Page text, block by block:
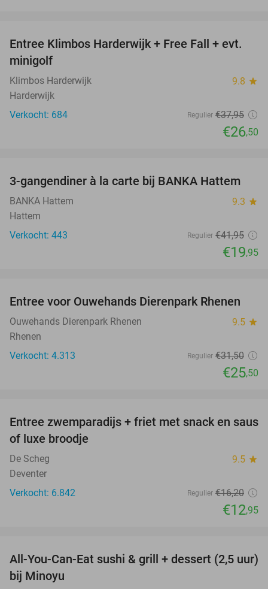
30%
Entree Klimbos Harderwijk + Free Fall + evt.
minigolf
Klimbos Harderwijk 9.8 star
Harderwijk
Verkocht: 684
Regulier €37,95
€26,50
52%
3-gangendiner à la carte bij BANKA Hattem
BANKA Hattem 9.3 star
Hattem
Verkocht: 443
Regulier €41,95
€19,95
19%
Entree voor Ouwehands Dierenpark Rhenen
Ouwehands Dierenpark Rhenen 9.5 star
Rhenen
Verkocht: 4.313
Regulier €31,50
€25,50
20%
Entree zwemparadijs + friet met snack en saus
of luxe broodje
De Scheg 9.5 star
Deventer
Verkocht: 6.842
Regulier €16,20
€12,95
19%
All-You-Can-Eat sushi & grill + dessert (2,5 uur)
bij Minoyu